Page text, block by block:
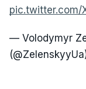
pic.twitter.com/
— Volodymyr